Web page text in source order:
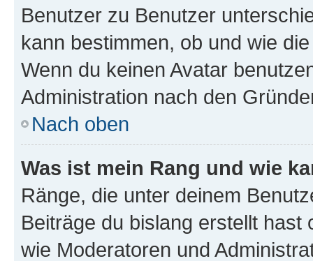
Benutzer zu Benutzer
kann bestimmen, ob und wie
Wenn du keinen Avatar
Administration nach den
Nach oben
Was ist mein Rang und wie
Ränge, die unter deinem
Beiträge du bislang erstellt
wie Moderatoren und